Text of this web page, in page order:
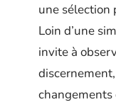
une sélection
Loin d’une
invite à
changements